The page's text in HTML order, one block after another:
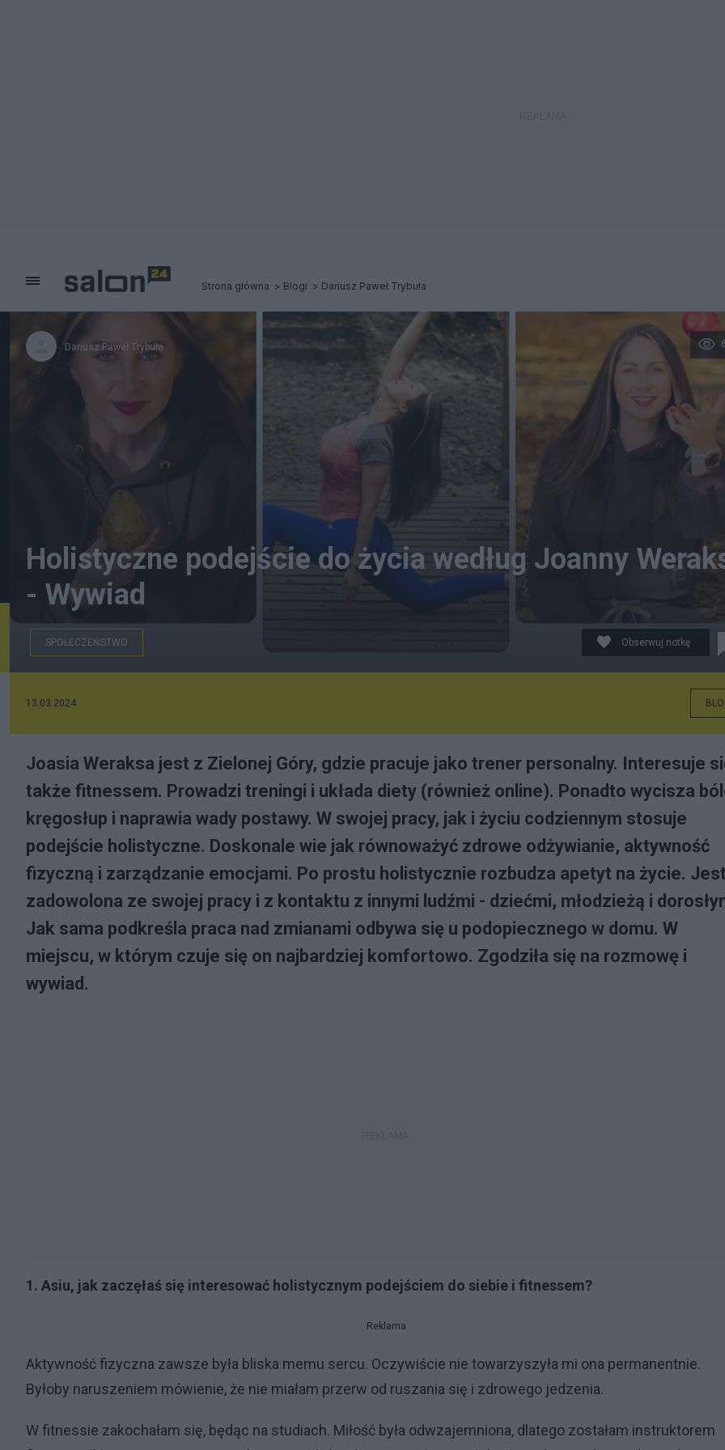
Strona główna Blogi Dariusz Paweł Trybuła
Dariusz Paweł Trybuła
Holistyczne podejście do życia według Joanny
- Wywiad
SPOŁECZEŃSTWO Obserwuj notkę
13.03.2024
Joasia Weraksa jest z Zielonej Góry, gdzie pracuje jako trener personalny. Interesuje
także fitnessem. Prowadzi treningi i układa diety (również online). Ponadto wycisza
kręgosłup i naprawia wady postawy. W swojej pracy, jak i życiu codziennym stosuje
podejście holistyczne. Doskonale wie jak równoważyć zdrowe odżywianie, aktywność
fizyczną i zarządzanie emocjami. Po prostu holistycznie rozbudza apetyt na życie. Jest
zadowolona ze swojej pracy i z kontaktu z innymi ludźmi - dziećmi, młodzieżą i
Jak sama podkreśla praca nad zmianami odbywa się u podopiecznego w domu. W
miejscu, w którym czuje się on najbardziej komfortowo. Zgodziła się na rozmowę i
wywiad.
1. Asiu, jak zaczęłaś się interesować holistycznym podejściem do siebie i fitnessem?
Reklama
Aktywność fizyczna zawsze była bliska memu sercu. Oczywiście nie towarzyszyła mi ona permanentnie.
Byłoby naruszeniem mówienie, że nie miałam przerw od ruszania się i zdrowego jedzenia.
W fitnessie zakochałam się, będąc na studiach. Miłość była odwzajemniona, dlatego zostałam instruktorem